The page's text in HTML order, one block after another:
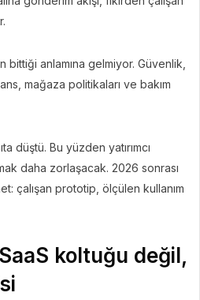
bittiği anlamına gelmiyor. Güvenlik,
mağaza politikaları ve bakım
düştü. Bu yüzden yatırımcı
daha zorlaşacak. 2026 sonrası
çalışan prototip, ölçülen kullanım
koltuğu değil,